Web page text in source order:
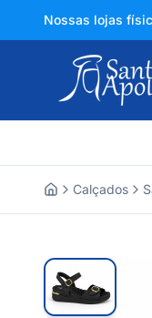
Nossas lojas
Calçados